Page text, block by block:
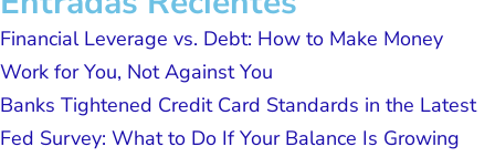
Financial Leverage vs. Debt: How to Make Money
Work for You, Not Against You
Banks Tightened Credit Card Standards in the Latest
Fed Survey: What to Do If Your Balance Is Growing